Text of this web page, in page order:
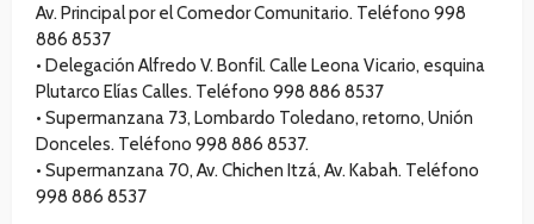
Av. Principal por el Comedor Comunitario. Teléfono 998
886 8537
•⁠ ⁠Delegación Alfredo V. Bonfil. Calle Leona Vicario, esquina
Plutarco Elías Calles. Teléfono 998 886 8537
•⁠ ⁠Supermanzana 73, Lombardo Toledano, retorno, Unión
Donceles. Teléfono 998 886 8537.
•⁠ ⁠Supermanzana 70, Av. Chichen Itzá, Av. Kabah. Teléfono
998 886 8537